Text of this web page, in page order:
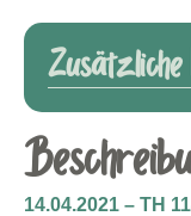
14.04.2021 – TH